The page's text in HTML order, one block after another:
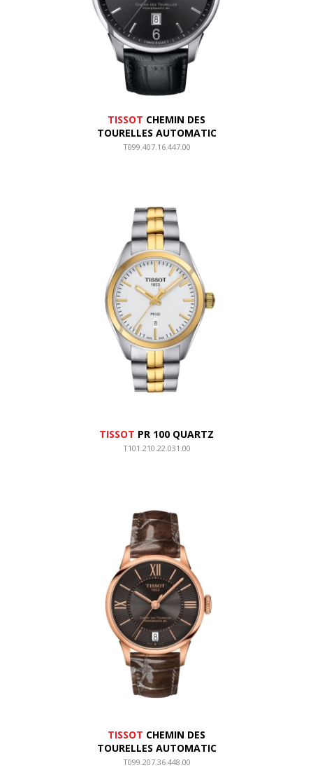
TISSOT CHEMIN DES
TOURELLES AUTOMATIC
T099.407.16.447.00
TISSOT PR 100 QUARTZ
T101.210.22.031.00
TISSOT CHEMIN DES
TOURELLES AUTOMATIC
T099.207.36.448.00